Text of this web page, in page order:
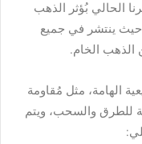
الحالي بُؤثر الذهب
حيث ينتشر في جميع
الهامة، مثل مُقاومة
للطرق والسحب، ويتم